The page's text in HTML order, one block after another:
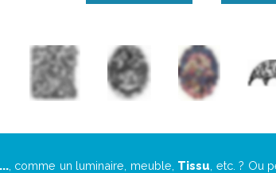
..., comme un luminaire, meuble, Tissu , etc. ?